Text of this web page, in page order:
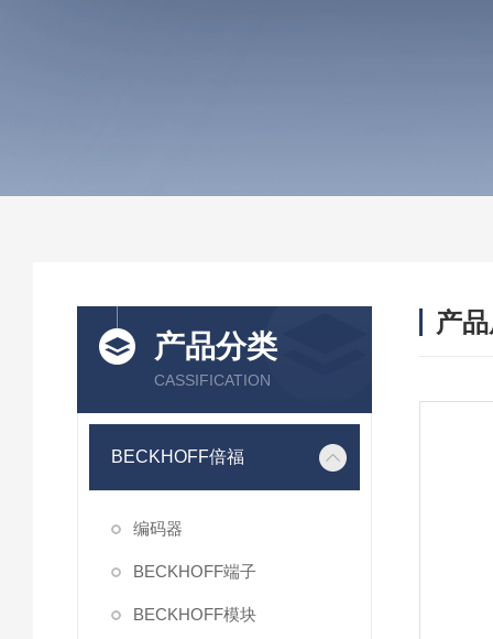
产品分类
CASSIFICATION
BECKHOFF倍福
编码器
BECKHOFF端子
BECKHOFF模块
产